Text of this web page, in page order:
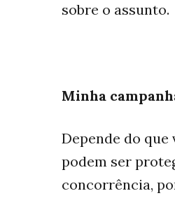
sobre o assunto.
Minha
Depende do que
podem ser
concorrência,